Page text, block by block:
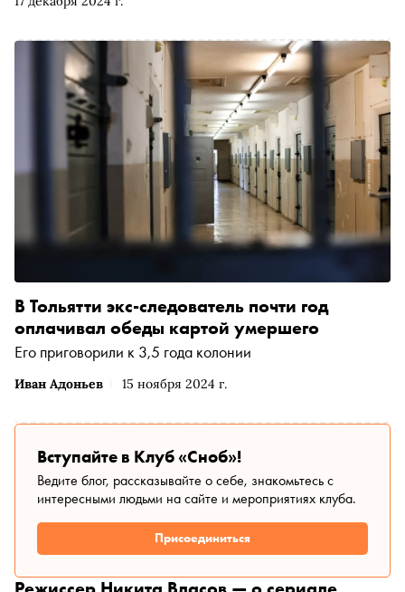
Иван Адоньев 15 ноября 2024 г.
В Тольятти экс-следователь почти год
оплачивал обеды картой умершего
Его приговорили к 3,5 года колонии
Вступайте в Клуб «Сноб»!
Ведите блог, рассказывайте о себе, знакомьтесь с
интересными людьми на сайте и мероприятиях клуба.
Присоединиться